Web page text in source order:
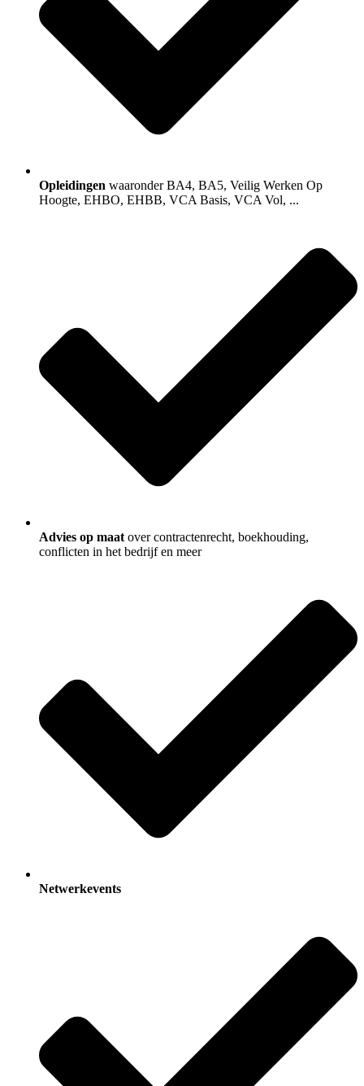
Opleidingen waaronder BA4, BA5, Veilig Werken Op
Hoogte, EHBO, EHBB, VCA Basis, VCA Vol, ...
Advies op maat over contractenrecht, boekhouding,
conflicten in het bedrijf en meer
Netwerkevents